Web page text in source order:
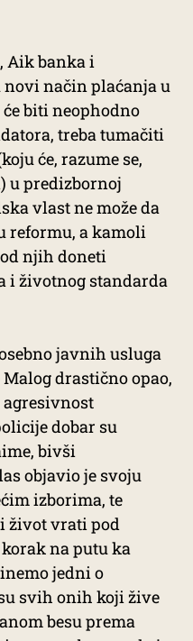
Aik banka i
način plaćanja u
biti neophodno
treba tumačiti
će, razume se,
u predizbornoj
vlast ne može da
reformu, a kamoli
njih doneti
i životnog standarda
javnih usluga
drastično opao,
agresivnost
dobar su
bivši
objavio je svoju
izborima, te
život vrati pod
na putu ka
jedni o
svih onih koji žive
besu prema